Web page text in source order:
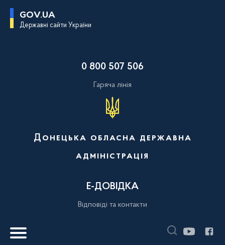
GOV.UA
Державні сайти України
0 800 507 506
Гаряча лінія
Донецька обласна державна
адміністрація
Е-ДОВІДКА
Відповіді та контакти